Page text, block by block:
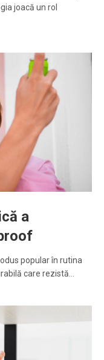
joacă un rol
a
popular în rutina
care rezistă…